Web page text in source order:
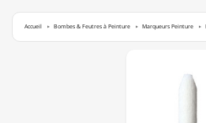
Accueil Bombes & Feutres à Peinture Marqueurs Peinture